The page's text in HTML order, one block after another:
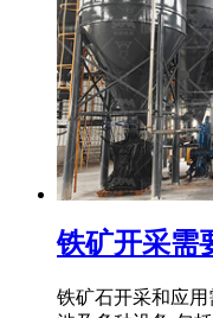
铁矿开采需
铁矿石开采和应